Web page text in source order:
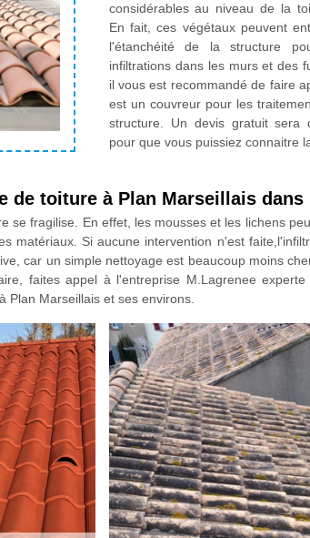
considérables au niveau de la
En fait, ces végétaux peuvent
l'étanchéité de la structure
infiltrations dans les murs et des
il vous est recommandé de faire
est un couvreur pour les
structure. Un devis gratuit sera
pour que vous puissiez connaitre
de toiture à Plan Marseillais dans
se fragilise. En effet, les mousses et les lichens
matériaux. Si aucune intervention n'est
car un simple nettoyage est beaucoup moins
faites appel à l'entreprise M.Lagrenee
Plan Marseillais et ses environs.